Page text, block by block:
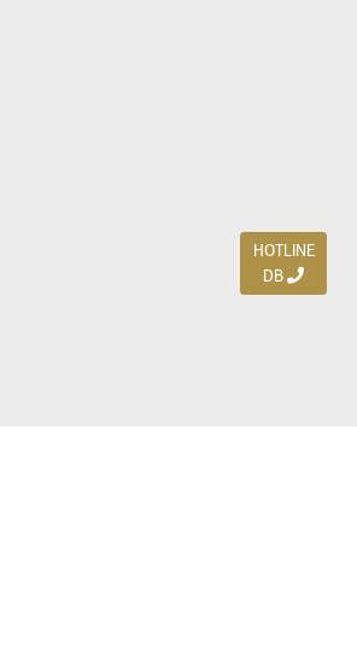
HOTLINE
DB